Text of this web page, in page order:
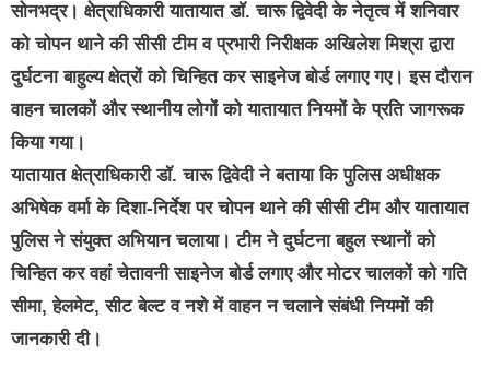
सोनभद्र। क्षेत्राधिकारीयातायात डॉ. चारू द्विवेदीके नेतृत्व में शनिवार
को चोपन थाने की सीसी टीम व प्रभारी निरीक्षक अखिलेश मिश्रा द्वारा
दुर्घटना बाहुल्य क्षेत्रों को चिन्हित कर साइनेज बोर्ड लगाए गए। इस दौरान
वाहन चालकों और स्थानीय लोगों को यातायात नियमों के प्रति जागरूक
किया गया।
यातायात क्षेत्राधिकारी डॉ. चारू द्विवेदी ने बताया किपुलिस अधीक्षक
अभिषेक वर्मा के दिशा-निर्देशपर चोपन थाने की सीसी टीम और यातायात
पुलिस ने संयुक्त अभियान चलाया। टीम ने दुर्घटना बहुल स्थानों को
चिन्हित कर वहां चेतावनी साइनेज बोर्ड लगाए और मोटर चालकों को गति
सीमा, हेलमेट, सीट बेल्ट व नशे में वाहन न चलाने संबंधी नियमों की
जानकारी दी।